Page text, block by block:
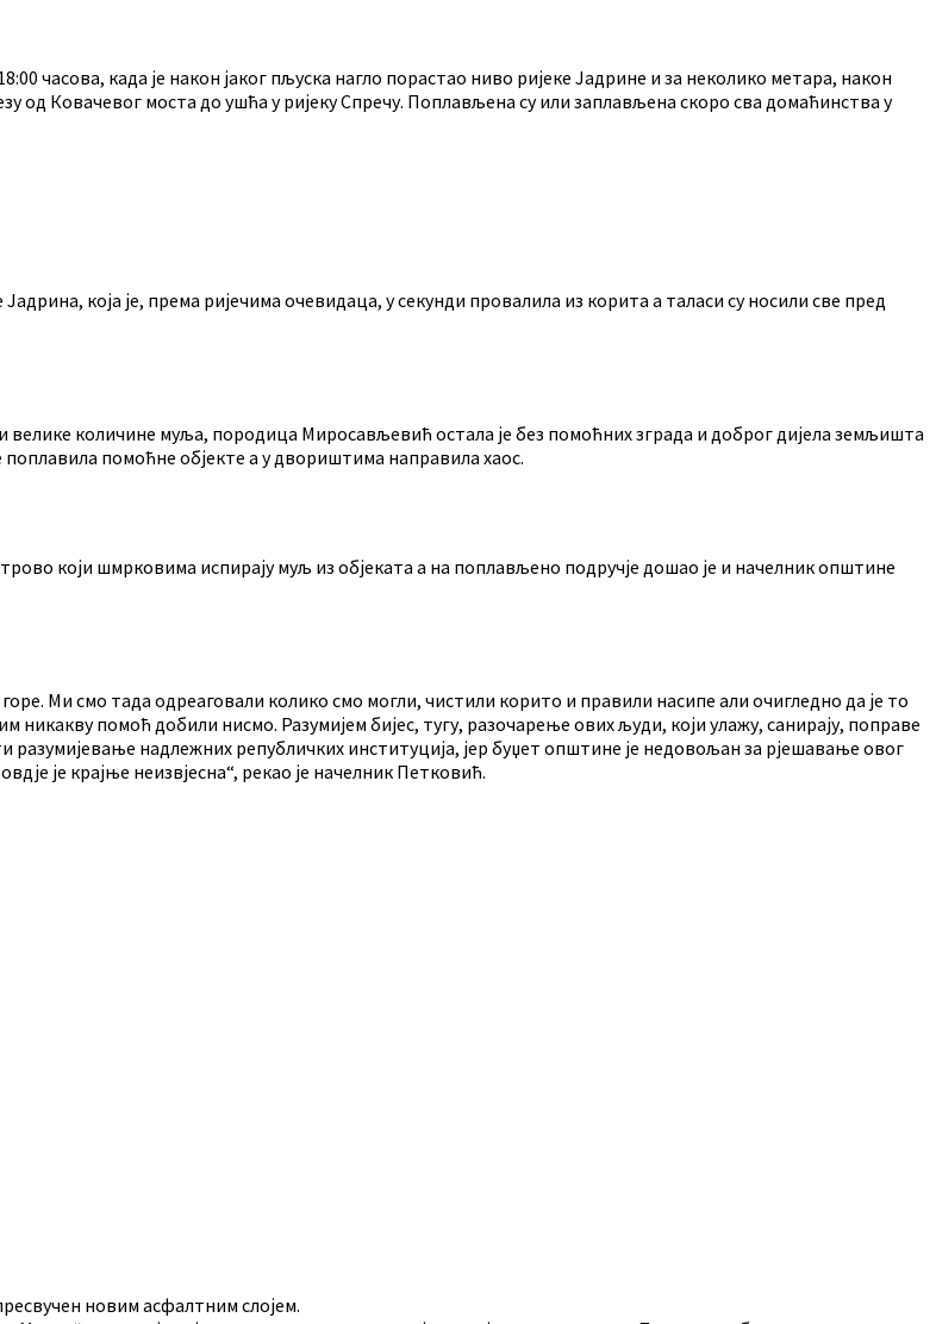
часова, када је након јаког пљуска нагло порастао ниво ријеке Јадрине и за неколико метара, након
од Ковачевог моста до ушћа у ријеку Спречу. Поплављена су или заплављена скоро сва домаћинства у
која је, према ријечима очевидаца, у секунди провалила из корита а таласи су носили све пред
количине муља, породица Миросављевић остала је без помоћних зграда и доброг дијела земљишта
поплавила помоћне објекте а у двориштима направила хаос.
који шмрковима испирају муљ из објеката а на поплављено подручје дошао је и начелник општине
Ми смо тада одреаговали колико смо могли, чистили корито и правили насипе али очигледно да је то
помоћ добили нисмо. Разумијем бијес, тугу, разочарење ових људи, који улажу, санирају, поправе
надлежних републичких институција, јер буџет општине је недовољан за рјешавање овог
је крајње неизвјесна“, рекао је начелник Петковић.
новим асфалтним слојем.